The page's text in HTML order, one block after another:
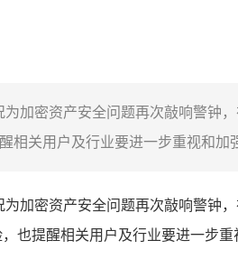
加密资产安全问题再次敲响警钟
相关用户及行业要进一步重视和加
加密资产安全问题再次敲响警钟
也提醒相关用户及行业要进一步